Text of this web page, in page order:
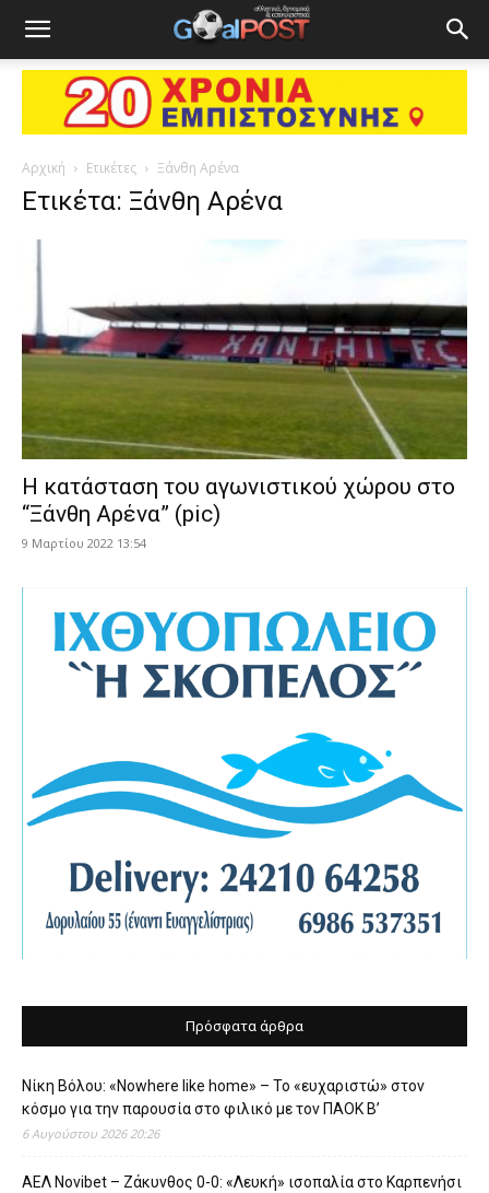
Αρχική Ετικέτες Ξάνθη Αρένα
Ετικέτα: Ξάνθη Αρένα
Η κατάσταση του αγωνιστικού χώρου στο
“Ξάνθη Αρένα” (pic)
9 Μαρτίου 2022 13:54
Πρόσφατα άρθρα
Νίκη Βόλου: «Nowhere like home» – Το «ευχαριστώ» στον
κόσμο για την παρουσία στο φιλικό με τον ΠΑΟΚ Β’
6 Αυγούστου 2026 20:26
ΑΕΛ Novibet – Ζάκυνθος 0-0: «Λευκή» ισοπαλία στο Καρπενήσι